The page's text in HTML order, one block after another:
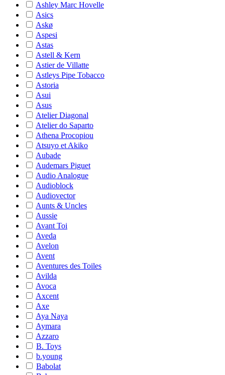
Ashley Marc Hovelle
Asics
Askø
Aspesi
Astas
Astell & Kern
Astier de Villatte
Astleys Pipe Tobacco
Astoria
Asui
Asus
Atelier Diagonal
Atelier do Saparto
Athena Procopiou
Atsuyo et Akiko
Aubade
Audemars Piguet
Audio Analogue
Audioblock
Audiovector
Aunts & Uncles
Aussie
Avant Toi
Aveda
Avelon
Avent
Aventures des Toiles
Avilda
Avoca
Axcent
Axe
Aya Naya
Aymara
Azzaro
B. Toys
b.young
Babolat